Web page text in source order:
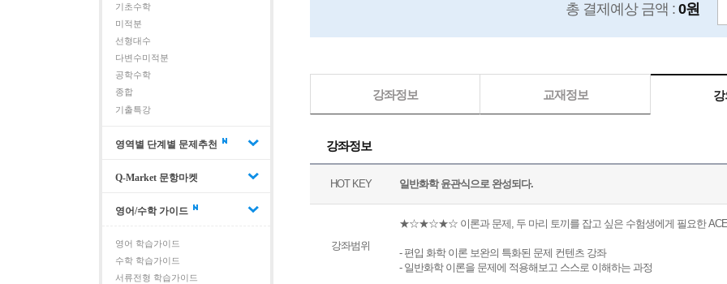
기초수학
미적분
선형대수
다변수미적분
공학수학
종합
기출특강
영역별 단계별 문제추천
Q-Market 문항마켓
영어/수학 가이드
영어 학습가이드
수학 학습가이드
서류전형 학습가이드
총 결제예상 금액 : 0원
강좌정보 교재정보
강좌정보
HOT KEY 일반화학 윤관식으로 완성되다.
강좌범위
★☆★☆★☆ 이론과 문제, 두 마리 토끼를 잡고 싶은 수험생에게 필요한
- 편입 화학 이론 보완의 특화된 문제 컨텐츠 강좌
- 일반화학 이론을 문제에 적용해보고 스스로 이해하는 과정